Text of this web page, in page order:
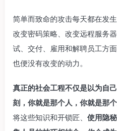
简单而致命的攻击每天都在发
改变密码策略、改变远程服务
试、交付、雇用和解聘员工方
也便没有改变的动力。
真正的社会工程不仅是以为自
刻，你就是那个人，你就是那
将这些知识和开锁匠、 使用隐